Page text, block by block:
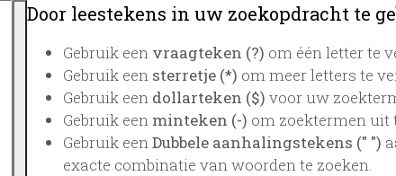
Door leestekens in uw zoekopdracht te
Gebruik een vraagteken (?) om één letter te
Gebruik een sterretje (*) om meer letters te
Gebruik een dollarteken ($) voor uw
Gebruik een minteken (-) om zoektermen uit
Gebruik eenDubbele aanhalingstekens (" ")
exacte combinatie van woorden te zoeken.